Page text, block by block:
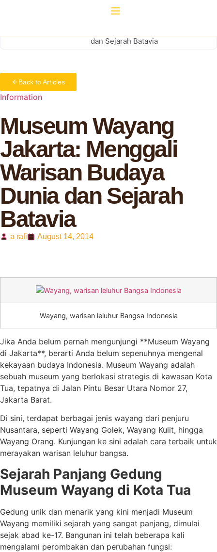
dan Sejarah Batavia
Back to Articles
Information
Museum Wayang
Jakarta: Menggali
Warisan Budaya
Dunia dan Sejarah
Batavia
a rafi August 14, 2014
Wayang, warisan leluhur Bangsa Indonesia
Jika Anda belum pernah mengunjungi **Museum Wayang
di Jakarta**, berarti Anda belum sepenuhnya mengenal
kekayaan budaya Indonesia. Museum Wayang adalah
sebuah museum yang berlokasi strategis di kawasan Kota
Tua, tepatnya di Jalan Pintu Besar Utara Nomor 27,
Jakarta Barat.
Di sini, terdapat berbagai jenis wayang dari penjuru
Nusantara, seperti Wayang Golek, Wayang Kulit, hingga
Wayang Orang. Kunjungan ke sini adalah cara terbaik untuk
merayakan warisan leluhur bangsa.
Sejarah Panjang Gedung
Museum Wayang di Kota Tua
Gedung unik dan menarik yang kini menjadi Museum
Wayang memiliki sejarah yang sangat panjang, dimulai
sejak abad ke-17. Bangunan ini telah beberapa kali
mengalami perombakan dan perubahan fungsi: